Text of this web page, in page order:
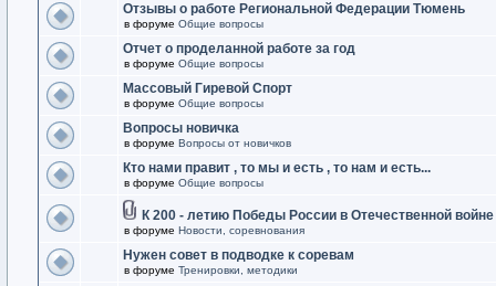
Отзывы о работе Региональной Федерации Тюмень
в форуме Общие вопросы
Отчет о проделанной работе за год
в форуме Общие вопросы
Массовый Гиревой Спорт
в форуме Общие вопросы
Вопросы новичка
в форуме Вопросы от новичков
Кто нами правит , то мы и есть , то нам и есть...
в форуме Общие вопросы
К 200 - летию Победы России в Отечественной войне
в форуме Новости, соревнования
Нужен совет в подводке к соревам
в форуме Тренировки, методики